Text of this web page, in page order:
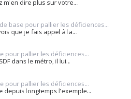
m'en dire plus sur votre...
base pour pallier les déficiences...
que je fais appel à la...
pour pallier les déficiences...
dans le métro, il lui...
pour pallier les déficiences...
depuis longtemps l'exemple...